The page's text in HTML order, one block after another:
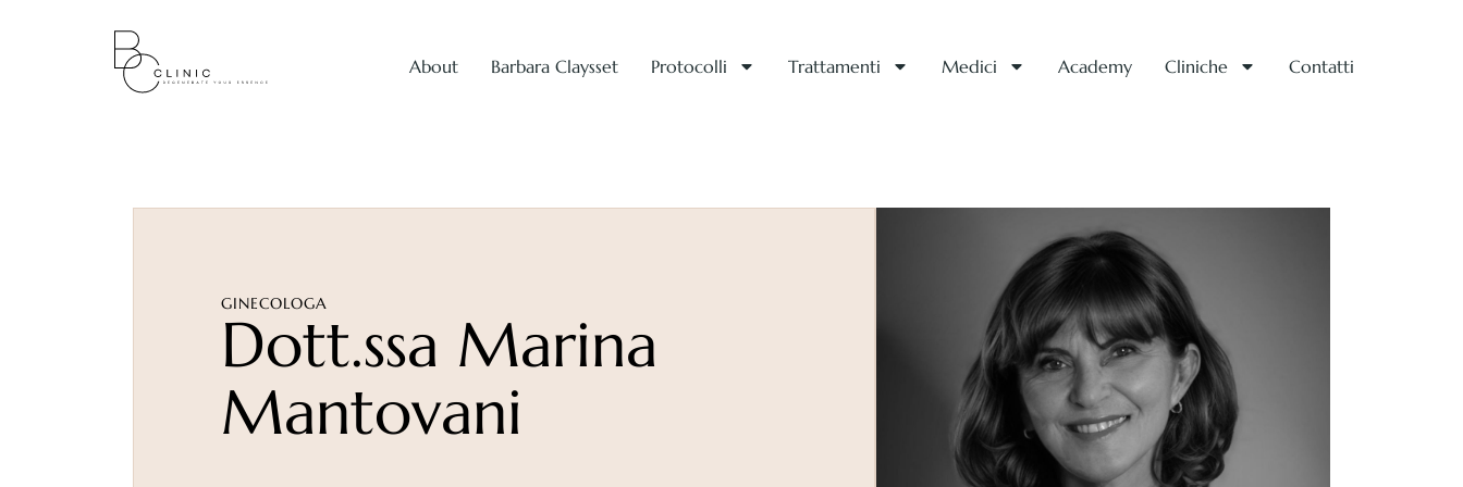
About Barbara Claysset Protocolli Trattamenti Medici Academy Cliniche Contatti
Blefaroplastica
Mini lifting
Otoplastica
GINECOLOGA
Dott.ssa Marina
Mantovani